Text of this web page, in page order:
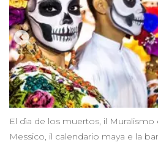
El dìa de los muertos, il Muralismo
Messico, il calendario maya e la